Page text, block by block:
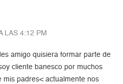
LAS 4:12 PM
amigo quisiera formar parte de
cliente banesco por muchos
mis padres< actualmente nos